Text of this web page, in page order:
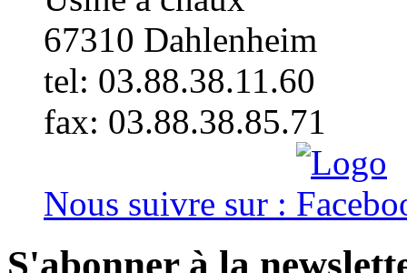
67310 Dahlenheim
tel: 03.88.38.11.60
fax: 03.88.38.85.71
Nous suivre sur :
S'abonner à la